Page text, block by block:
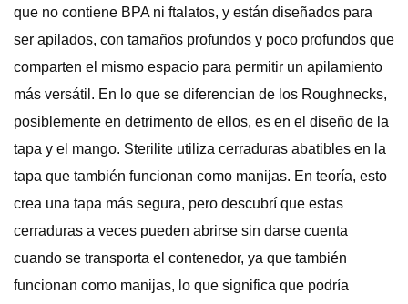
que no contiene BPA ni ftalatos, y están diseñados para
ser apilados, con tamaños profundos y poco profundos que
comparten el mismo espacio para permitir un apilamiento
más versátil. En lo que se diferencian de los Roughnecks,
posiblemente en detrimento de ellos, es en el diseño de la
tapa y el mango. Sterilite utiliza cerraduras abatibles en la
tapa que también funcionan como manijas. En teoría, esto
crea una tapa más segura, pero descubrí que estas
cerraduras a veces pueden abrirse sin darse cuenta
cuando se transporta el contenedor, ya que también
funcionan como manijas, lo que significa que podría